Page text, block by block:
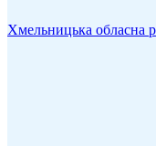
Хмельницька обласна